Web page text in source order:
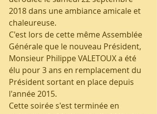
2018 dans une ambiance amicale et
chaleureuse.
C'est lors de cette même Assemblée
Générale que le nouveau Président,
Monsieur Philippe VALETOUX a été
élu pour 3 ans en remplacement du
Président sortant en place depuis
l'année 2015.
Cette soirée s'est terminée en